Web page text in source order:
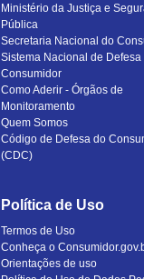
Ministério da Justiça e
Pública
Secretaria Nacional do
Sistema Nacional de Defesa
Consumidor
Como Aderir - Órgãos de
Monitoramento
Quem Somos
Código de Defesa do
(CDC)
Política de Uso
Termos de Uso
Conheça o
Orientações de uso